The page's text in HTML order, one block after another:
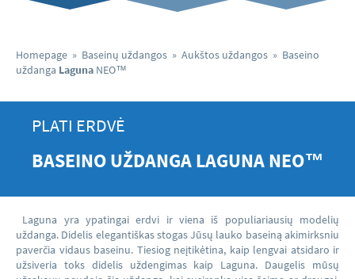
Homepage » Baseinų uždangos » Aukštos uždangos » Baseino
uždanga Laguna NEO™
PLATI ERDVĖ
BASEINO UŽDANGALAGUNANEO™
Laguna yra ypatingai erdvi ir viena iš populiariausių modelių
uždanga. Didelis elegantiškas stogas Jūsų lauko baseiną akimirksniu
paverčia vidaus baseinu. Tiesiog neįtikėtina, kaip lengvai atsidaro ir
užsiveria toks didelis uždengimas kaip Laguna. Daugelis mūsų